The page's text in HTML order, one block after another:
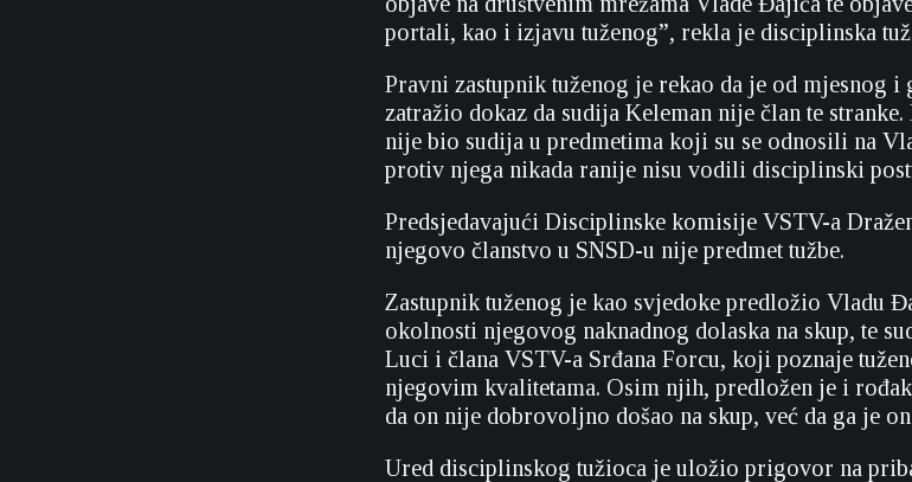
portali, kao i izjavu tuženog”, rekla je disciplinska
Pravni zastupnik tuženog je rekao da je od mjesnog i
zatražio dokaz da sudija Keleman nije član te
nije bio sudija u predmetima koji su se odnosili na
protiv njega nikada ranije nisu vodili disciplinski
Predsjedavajući Disciplinske komisije VSTV-a
njegovo članstvo u SNSD-u nije predmet tužbe.
Zastupnik tuženog je kao svjedoke predložio Vladu
okolnosti njegovog naknadnog dolaska na skup, te
Luci i člana VSTV-a Srđana Forcu, koji poznaje
njegovim kvalitetama. Osim njih, predložen je i
da on nije dobrovoljno došao na skup, već da ga je
Ured disciplinskog tužioca je uložio prigovor na